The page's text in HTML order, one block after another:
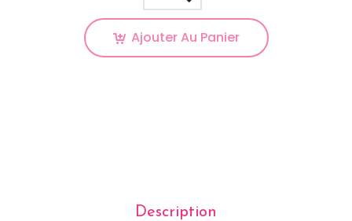
Ajouter Au Panier
Description